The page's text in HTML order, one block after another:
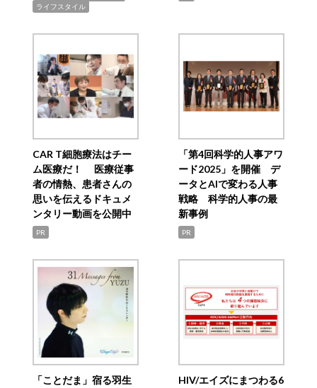
ライフスタイル
CAR T細胞療法はチー
ム医療だ！ 医療従事
者の情熱、患者さんの
思いを伝えるドキュメ
ンタリー動画を公開中
PR
「第4回科学的人事アワ
ード2025」を開催 デ
ータとAIで変わる人事
戦略 科学的人事の最
新事例
PR
「ことだま」宿る羽生
HIV/エイズにまつわる6